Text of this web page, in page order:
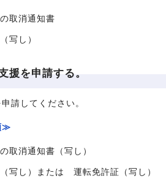
取消通知書
写し）
援を申請する。
請してください。
≫
取消通知書（写し）
写し）または 運転免許証（写し）